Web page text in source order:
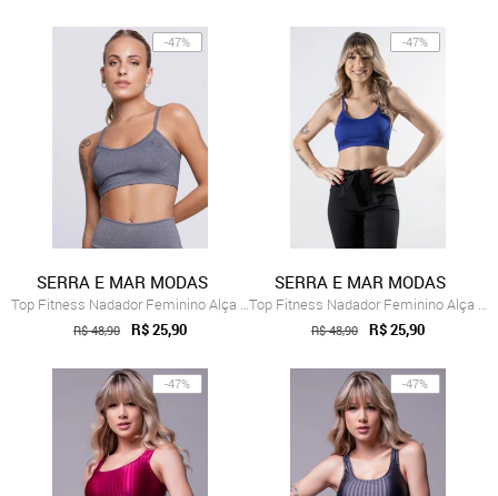
-47%
SERRA E MAR MODAS
Top Fitness Nadador Feminino Alça Fina A...
R$ 48,90 R$ 25,90
-47%
SERRA E MAR MODAS
Top Fitness Nadador Feminino Alça Fina A...
R$ 48,90 R$ 25,90
-47% -47%